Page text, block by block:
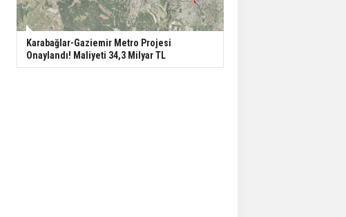
Karabağlar-Gaziemir Metro Projesi
Onaylandı! Maliyeti 34,3 Milyar TL